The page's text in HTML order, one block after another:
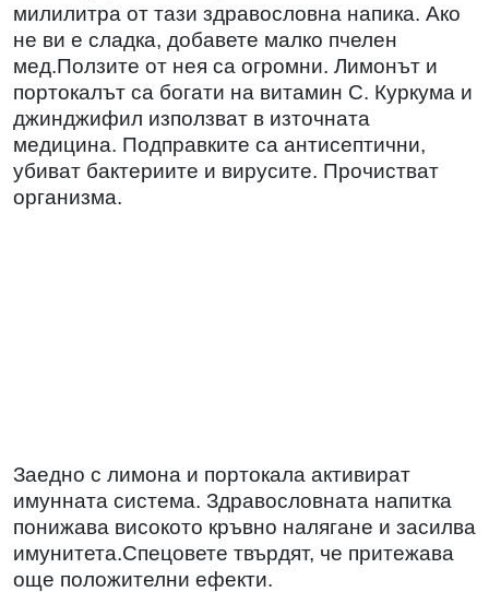
милилитра от тази здравословна напика. Ако
не ви е сладка, добавете малко пчелен
мед.Ползите от нея са огромни. Лимонът и
портокалът са богати на витамин С. Куркума и
джинджифил използват в източната
медицина. Подправките са антисептични,
убиват бактериите и вирусите. Прочистват
организма.
Заедно с лимона и портокала активират
имунната система. Здравословната напитка
понижава високото кръвно налягане и засилва
имунитета.Спецовете твърдят, че притежава
още положителни ефекти.